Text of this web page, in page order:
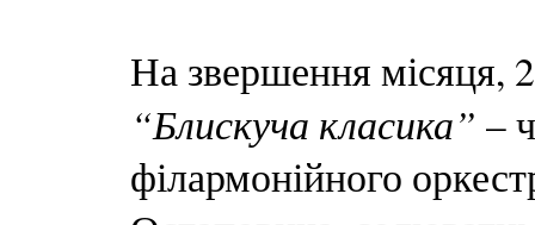
На звершення місяця,
“Блискуча класика” –
філармонійного